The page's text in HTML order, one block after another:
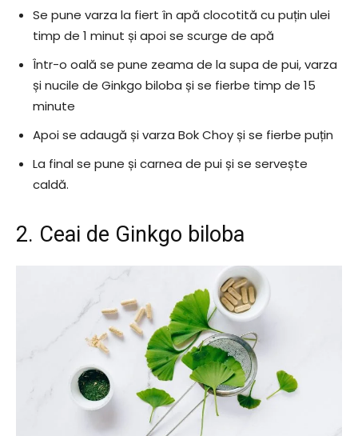
Se pune varza la fiert în apă clocotită cu puțin ulei
timp de 1 minut și apoi se scurge de apă
Într-o oală se pune zeama de la supa de pui, varza
și nucile de Ginkgo biloba și se fierbe timp de 15
minute
Apoi se adaugă și varza Bok Choy și se fierbe puțin
La final se pune și carnea de pui și se servește
caldă.
2. Ceai de Ginkgo biloba